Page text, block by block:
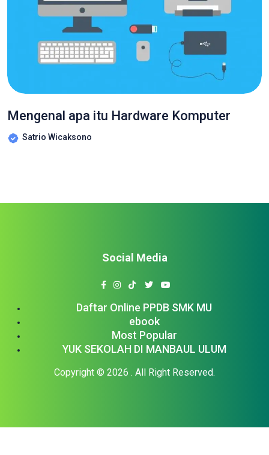
Mengenal apa itu Hardware Komputer
Satrio Wicaksono
Daftar Online PPDB SMK MU
ebook
Most Popular
YUK SEKOLAH DI MANBAUL ULUM
Copyright © 2026 . All Right Reserved.
Social Media